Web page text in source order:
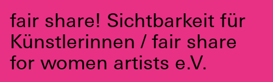
fair share! Sichtbarkeit für
Künstlerinnen / fair share
for women artists e.V.